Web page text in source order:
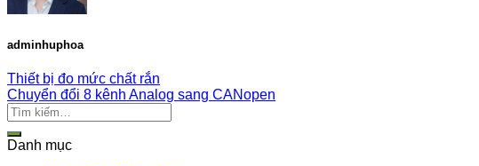
adminhuphoa
Thiết bị đo mức chất rắn
Chuyển đổi 8 kênh Analog sang CANopen
Danh mục